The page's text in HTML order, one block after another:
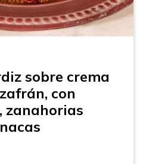
sobre crema
con
zanahorias